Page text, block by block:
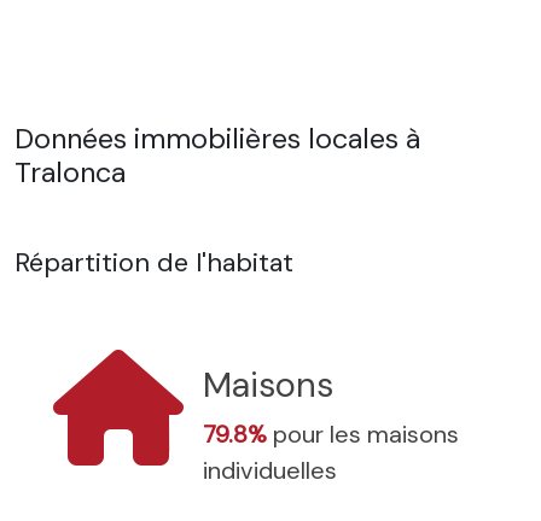
Données immobilières locales à
Tralonca
Répartition de l'habitat
Maisons
79.8% pour les maisons
individuelles